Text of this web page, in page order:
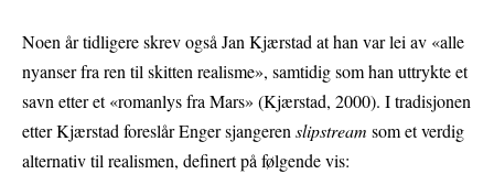
Noen år tidligere skrev også Jan Kjærstad at han var lei av «alle
nyanser fra ren til skitten realisme», samtidig som han uttrykte et
savn etter et «romanlys fra Mars» (Kjærstad, 2000). I tradisjonen
etter Kjærstad foreslår Enger sjangerenslipstream som et verdig
alternativ til realismen, definert på følgende vis: